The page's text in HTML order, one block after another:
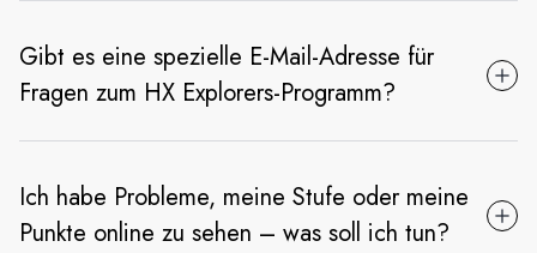
Gibt es eine spezielle E-Mail-Adresse für
Fragen zum HX Explorers-Programm?
Ich habe Probleme, meine Stufe oder meine
Punkte online zu sehen – was soll ich tun?